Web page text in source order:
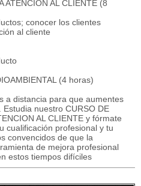
AL CLIENTE (8
conocer los clientes
al cliente
(4 horas)
a distancia para que aumentes
nuestro CURSO DE
AL CLIENTE y fórmate
cualificación profesional y tu
convencidos de que la
de mejora profesional
estos tiempos difíciles